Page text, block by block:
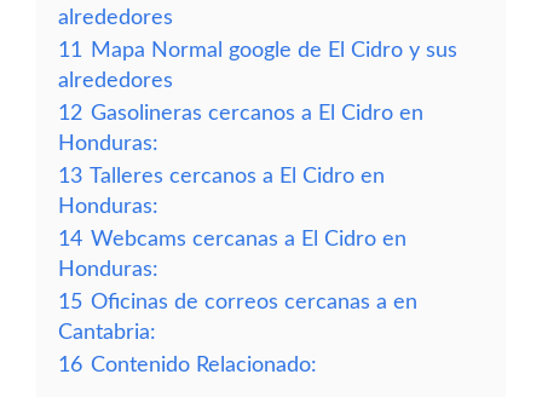
alrededores
11
Mapa Normal google de El Cidro y sus
alrededores
12 Gasolineras cercanos a El Cidro en
Honduras:
13 Talleres cercanos a El Cidro en
Honduras:
14 Webcams cercanas a El Cidro en
Honduras:
15 Oficinas de correos cercanas a en
Cantabria:
16 Contenido Relacionado: